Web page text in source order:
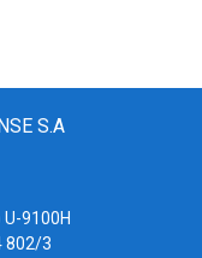
S.A
9100H
802/3